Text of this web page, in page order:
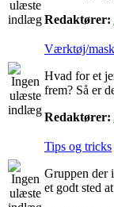
Redaktører:
Værktøj/
Hvad for et
frem? Så er
Redaktører:
Tips og tricks
Gruppen der
et godt sted